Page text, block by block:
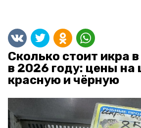
Сколько стоит икра
в 2026 году: цены
красную и чёрную